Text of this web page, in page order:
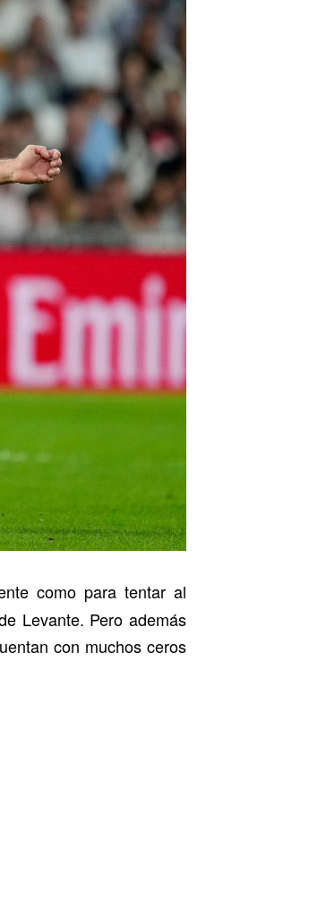
como para tentar al
Levante. Pero además
con muchos ceros